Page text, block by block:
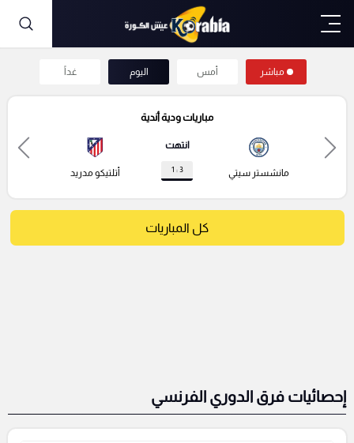
مباشر أمس اليوم غداً
مباريات ودية أندية
مانشستر سيتي
انتهت
3 : 1 أتلتيكو مدريد
كل المباريات
إحصائيات فرق الدوري الفرنسي